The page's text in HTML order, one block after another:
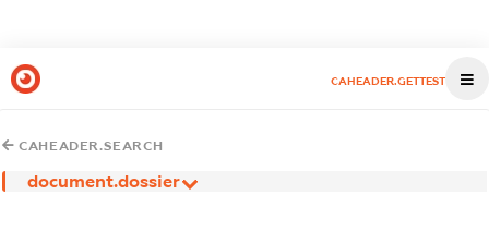
CAHEADER.GETTEST
CAHEADER.SEARCH
document.dossier